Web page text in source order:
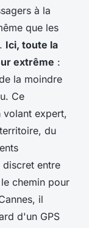
à la
que les
. Ici, toute la
extrême :
la moindre
Ce
volant expert,
du
discret entre
chemin pour
il
d'un GPS